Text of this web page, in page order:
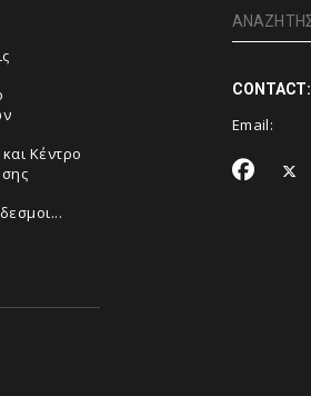
Κέντρο
CONTACT:
Email: